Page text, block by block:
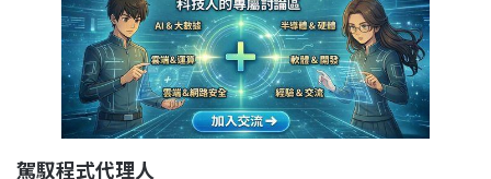
駕馭程式代理人